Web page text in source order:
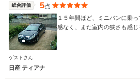
総合評価 5点
１５年間ほど、ミニバンに乗
感なく、また室内の狭さも感じ
ゲストさん
日産 ティアナ